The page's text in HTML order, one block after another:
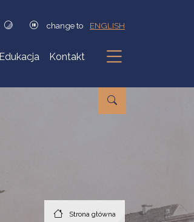
change to ENGLISH
Edukacja Kontakt
Podmenu
Strona główna